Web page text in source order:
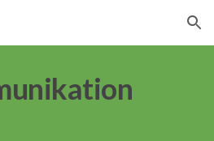
Skip to navigation